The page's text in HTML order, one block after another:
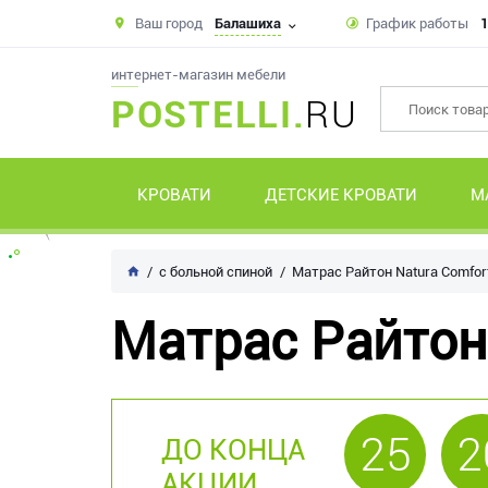
Ваш город Балашиха График работы
интернет-магазин мебели
POSTELLI.RU
КРОВАТИ ДЕТСКИЕ КРОВАТИ
с больной спиной Матрас Райтон Natura
Матрас
ДО КОНЦА
25